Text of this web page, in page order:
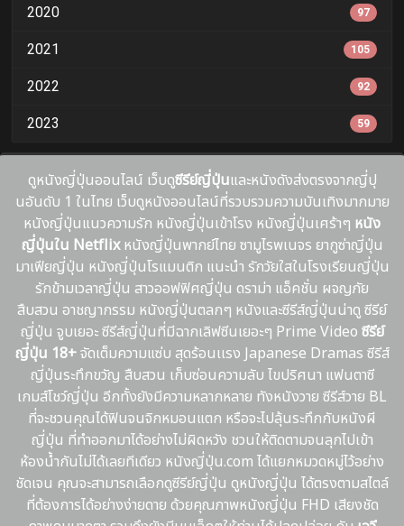
2020 97
2021 105
2022 92
2023 59
ดูหนังญี่ปุ่นออนไลน์ เว็บดูซีรีย์ญี่ปุ่นและหนังดังส่งตรงจากญี่ปุ
นอันดับ 1 ในไทย เว็บดูหนังออนไลน์ที่รวบรวมความบันเทิงมากมาย
หนังญี่ปุ่นแนวความรัก หนังญี่ปุ่นเข้าโรง หนังญี่ปุ่นเศร้าๆ หนัง
ญี่ปุ่นใน Netflixหนังญี่ปุ่นพากย์ไทย ซามูไรพเนจร ยากูซ่าญี่ปุ่น
มาเฟียญี่ปุ่น หนังญี่ปุ่นโรแมนติก แนะนํา รักวัยใสในโรงเรียนญี่ปุ่น
รักข้ามเวลาญี่ปุ่น สาวออฟฟิศญี่ปุ่น ดราม่า แอ็คชั่น ผจญภัย
สืบสวน อาชญากรรม หนังญี่ปุ่นตลกๆ หนังและซีรีส์ญี่ปุ่นน่าดู ซีรีย์
ญี่ปุ่น จูบเยอะ ซีรีส์ญี่ปุ่นที่มีฉากเลิฟซีนเยอะๆ Prime Video ซีรีย์
ญี่ปุ่น 18+จัดเต็มความแซ่บ สุดร้อนเเรง Japanese Dramas ซีรีส์
ญี่ปุ่นระทึกขวัญ สืบสวน เก็บซ่อนความลับ ไขปริศนา แฟนตาซี
เกมส์โชว์ญี่ปุ่น อีกทั้งยังมีความหลากหลาย ทังหนังวาย ซีรีส์วาย BL
ที่จะชวนคุณได้ฟินจนจิกหมอนแตก หรือจะไปลุ้นระทึกกับหนังผี
ญี่ปุ่น ที่ทำออกมาได้อย่างไม่ผิดหวัง ชวนให้ติดตามจนลุกไปเข้า
ห้องน้ำกันไม่ได้เลยทีเดียว หนังญี่ปุ่น.com ได้แยกหมวดหมู่ไว้อย่าง
ชัดเจน คุณจะสามารถเลือกดูซีรีย์ญี่ปุ่น ดูหนังญี่ปุ่น ได้ตรงตามสไตล์
ที่ต้องการได้อย่างง่ายดาย ด้วยคุณภาพหนังญี่ปุ่น FHD เสียงชัด